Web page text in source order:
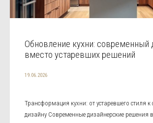
Обновление кухни: современный
вместо устаревших решений
19.06.2026
Трансформация кухни: от устаревшего стиля
дизайну Современные дизайнерские решения